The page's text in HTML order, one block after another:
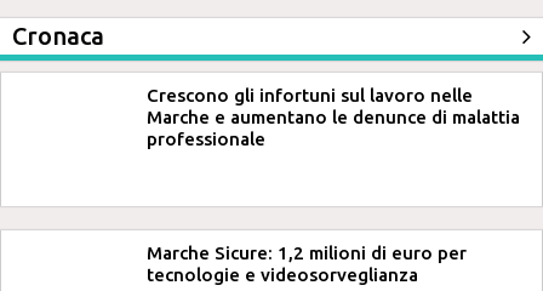
Cronaca
Crescono gli infortuni sul lavoro nelle
Marche e aumentano le denunce di malattia
professionale
Marche Sicure: 1,2 milioni di euro per
tecnologie e videosorveglianza